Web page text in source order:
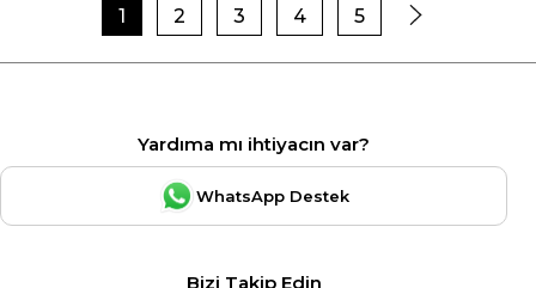
1 2 3 4 5
Yardıma mı ihtiyacın var?
WhatsApp Destek
Bizi Takip Edin